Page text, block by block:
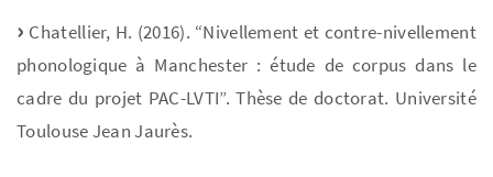
Chatellier, H. (2016). “Nivellement et contre-nivellement
phonologique à Manchester : étude de corpus dans le
cadre du projet PAC-LVTI”. Thèse de doctorat. Université
Toulouse Jean Jaurès.